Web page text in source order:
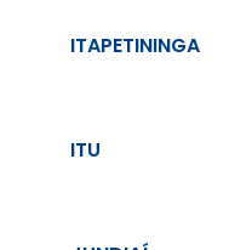
ITAPETININGA
ITU